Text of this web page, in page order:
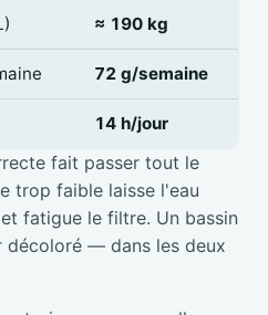
≈ 190 kg
72 g/semaine
14 h/jour
fait passer tout le
trop faible laisse l'eau
fatigue le filtre. Un bassin
décoloré — dans les deux